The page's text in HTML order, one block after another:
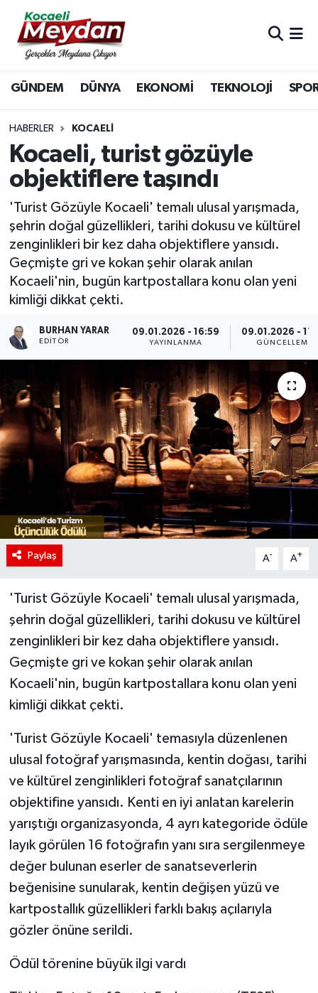
GÜNDEM DÜNYA EKONOMİ TEKNOLOJİ
HABERLER KOCAELI
Kocaeli, turist gözüyle
objektiflere taşındı
'Turist Gözüyle Kocaeli' temalı ulusal yarışmada,
şehrin doğal güzellikleri, tarihi dokusu ve kültürel
zenginlikleri bir kez daha objektiflere yansıdı.
Geçmişte gri ve kokan şehir olarak anılan
Kocaeli'nin, bugün kartpostallara konu olan yeni
kimliği dikkat çekti.
BURHAN YARAR
EDITÖR
09.01.2026 - 16:59
YAYINLANMA
09.01.2026 -
GÜNCELLEME
Paylaş A- A+
'Turist Gözüyle Kocaeli' temalı ulusal yarışmada,
şehrin doğal güzellikleri, tarihi dokusu ve kültürel
zenginlikleri bir kez daha objektiflere yansıdı.
Geçmişte gri ve kokan şehir olarak anılan
Kocaeli'nin, bugün kartpostallara konu olan yeni
kimliği dikkat çekti.
'Turist Gözüyle Kocaeli' temasıyla düzenlenen
ulusal fotoğraf yarışmasında, kentin doğası, tarihi
ve kültürel zenginlikleri fotoğraf sanatçılarının
objektifine yansıdı. Kenti en iyi anlatan karelerin
yarıştığı organizasyonda, 4 ayrı kategoride ödüle
layık görülen 16 fotoğrafın yanı sıra sergilenmeye
değer bulunan eserler de sanatseverlerin
beğenisine sunularak, kentin değişen yüzü ve
kartpostallık güzellikleri farklı bakış açılarıyla
gözler önüne serildi.
Ödül törenine büyük ilgi vardı
Nöbetçi Eczaneler
Hava Durumu
Trafik Durumu
Süper Lig Puan Durumu ve Fikstür
Son Dakika Haberleri
Haber Arşivi